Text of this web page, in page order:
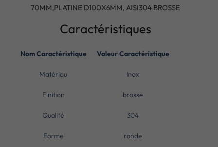
70MM,PLATINE D100X6MM, AISI304 BROSSE
Caractéristiques
Nom Caractéristique Valeur Caractéristique
Matériau Inox
Finition brosse
Qualité 304
Forme ronde